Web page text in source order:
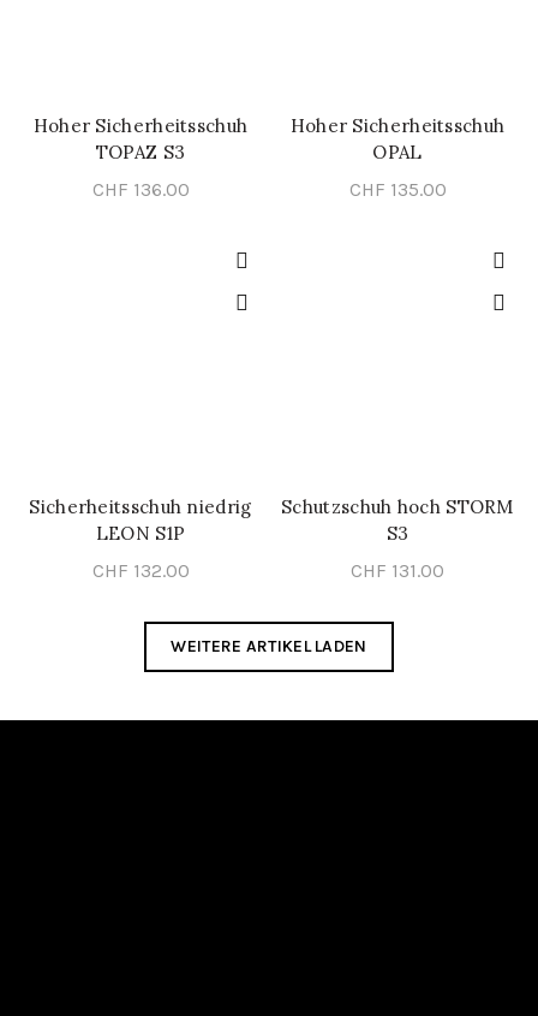
SCHNELL-EINKAUF
Hoher Sicherheitsschuh
TOPAZ S3
CHF 136.00
SCHNELL-EINKAUF
Hoher Sicherheitsschuh
OPAL
CHF 135.00
SCHNELL-EINKAUF
Sicherheitsschuh niedrig
LEON S1P
CHF 132.00
SCHNELL-EINKAUF
Schutzschuh hoch STORM
S3
CHF 131.00
WEITERE ARTIKEL LADEN